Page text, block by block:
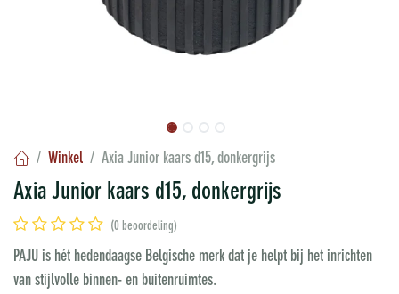
Winkel Axia Junior kaars d15, donkergrijs
Axia Junior kaars d15, donkergrijs
(0 beoordeling)
PAJU is hét hedendaagse Belgische merk dat je helpt bij het inrichten
van stijlvolle binnen- en buitenruimtes.